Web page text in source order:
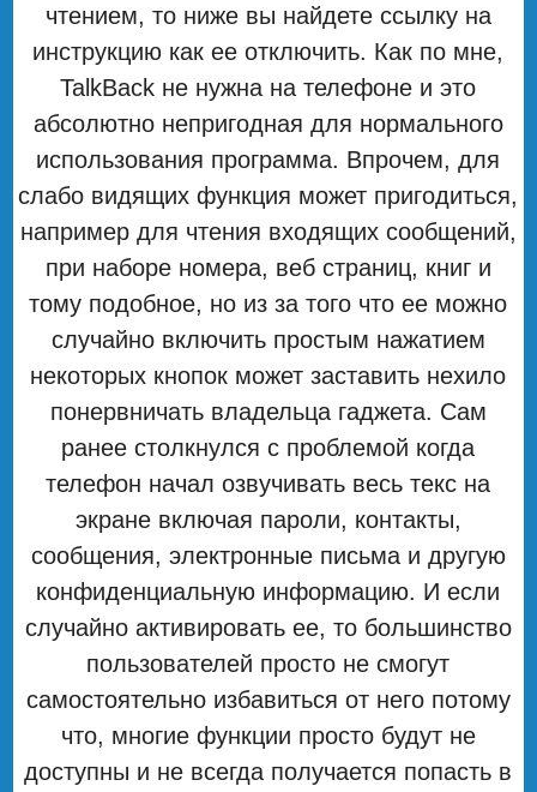
чтением, то ниже вы найдете ссылку на
инструкцию как ее отключить. Как по мне,
TalkBack не нужна на телефоне и это
абсолютно непригодная для нормального
использования программа. Впрочем, для
слабо видящих функция может пригодиться,
например для чтения входящих сообщений,
при наборе номера, веб страниц, книг и
тому подобное, но из за того что ее можно
случайно включить простым нажатием
некоторых кнопок может заставить нехило
понервничать владельца гаджета. Сам
ранее столкнулся с проблемой когда
телефон начал озвучивать весь текс на
экране включая пароли, контакты,
сообщения, электронные письма и другую
конфиденциальную информацию. И если
случайно активировать ее, то большинство
пользователей просто не смогут
самостоятельно избавиться от него потому
что, многие функции просто будут не
доступны и не всегда получается попасть в